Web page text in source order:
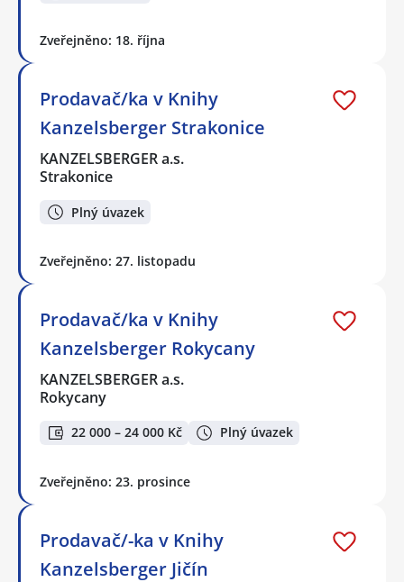
Zveřejněno: 18. října
Prodavač/ka v Knihy
Kanzelsberger Strakonice
KANZELSBERGER a.s.
Strakonice
Plný úvazek
Zveřejněno: 27. listopadu
Prodavač/ka v Knihy
Kanzelsberger Rokycany
KANZELSBERGER a.s.
Rokycany
22 000 – 24 000 Kč Plný úvazek
Zveřejněno: 23. prosince
Prodavač/-ka v Knihy
Kanzelsberger Jičín